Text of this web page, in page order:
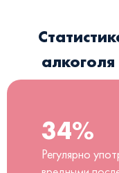
34%
Регулярно